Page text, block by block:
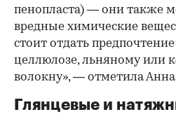
пенопласта) — они также
вредные химические
стоит отдать
целлюлозе, льняному или
волокну», — отметила
Глянцевые и